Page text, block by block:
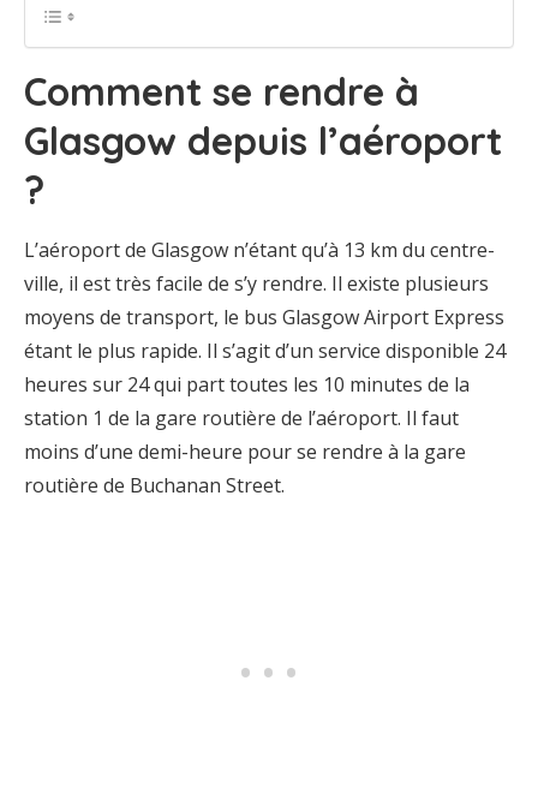
Comment se rendre à
Glasgow depuis l’aéroport
?
L’aéroport de Glasgow n’étant qu’à 13 km du centre-
ville, il est très facile de s’y rendre. Il existe plusieurs
moyens de transport, le bus Glasgow Airport Express
étant le plus rapide. Il s’agit d’un service disponible 24
heures sur 24 qui part toutes les 10 minutes de la
station 1 de la gare routière de l’aéroport. Il faut
moins d’une demi-heure pour se rendre à la gare
routière de Buchanan Street.